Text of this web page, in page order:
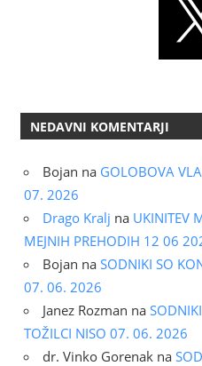
NEDAVNI KOMENTARJI
Bojan na GOLOBOVA
07. 2026
Drago Kralj na UKINITEV
MEJNIH PREHODIH 12 06
Bojan na SODNIKI SO
07. 06. 2026
Janez Rozman na
TOŽILCI NISO 07. 06. 2026
dr. Vinko Gorenak na